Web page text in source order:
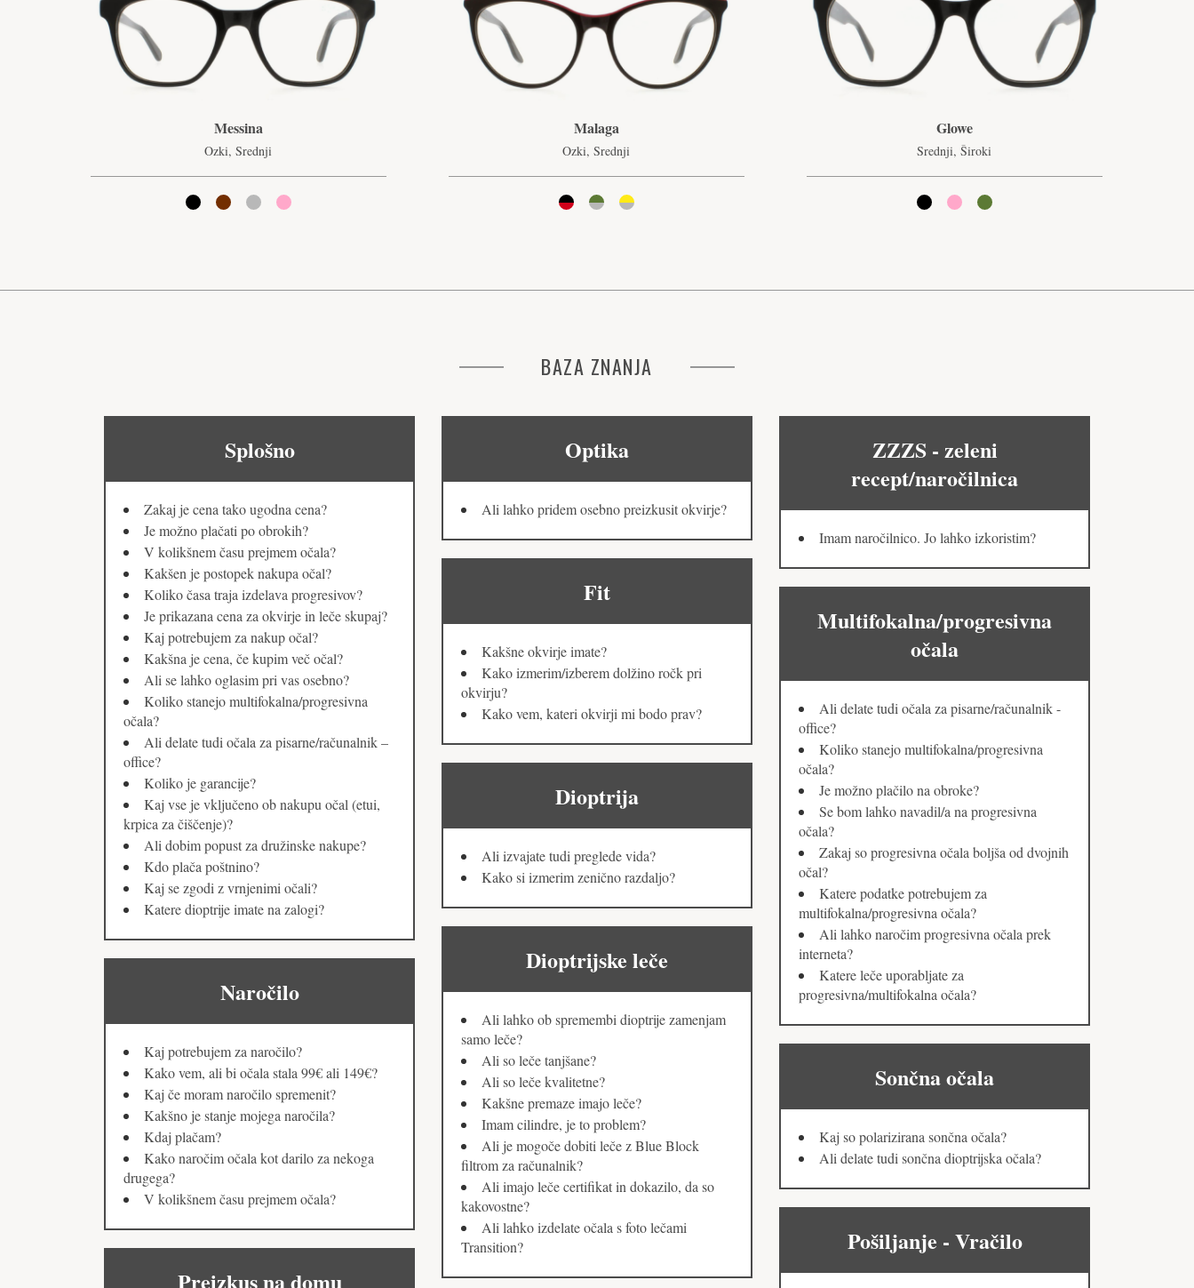
Messina
Ozki, Srednji
Malaga
Ozki, Srednji
Glowe
Srednji, Široki
BAZA ZNANJA
Splošno
Zakaj je cena tako ugodna cena?
Je možno plačati po obrokih?
V kolikšnem času prejmem očala?
Kakšen je postopek nakupa očal?
Koliko časa traja izdelava progresivov?
Je prikazana cena za okvirje in leče skupaj?
Kaj potrebujem za nakup očal?
Kakšna je cena, če kupim več očal?
Ali se lahko oglasim pri vas osebno?
Koliko stanejo multifokalna/progresivna
očala?
Ali delate tudi očala za pisarne/računalnik –
office?
Koliko je garancije?
Kaj vse je vključeno ob nakupu očal (etui,
krpica za čiščenje)?
Ali dobim popust za družinske nakupe?
Kdo plača poštnino?
Kaj se zgodi z vrnjenimi očali?
Katere dioptrije imate na zalogi?
Naročilo
Kaj potrebujem za naročilo?
Kako vem, ali bi očala stala 99€ ali 149€?
Kaj če moram naročilo spremenit?
Kakšno je stanje mojega naročila?
Kdaj plačam?
Kako naročim očala kot darilo za nekoga
drugega?
V kolikšnem času prejmem očala?
Preizkus na domu
Optika
Ali lahko pridem osebno preizkusit okvirje?
Fit
Kakšne okvirje imate?
Kako izmerim/izberem dolžino ročk pri
okvirju?
Kako vem, kateri okvirji mi bodo prav?
Dioptrija
Ali izvajate tudi preglede vida?
Kako si izmerim zenično razdaljo?
Dioptrijske leče
Ali lahko ob spremembi dioptrije zamenjam
samo leče?
Ali so leče tanjšane?
Ali so leče kvalitetne?
Kakšne premaze imajo leče?
Imam cilindre, je to problem?
Ali je mogoče dobiti leče z Blue Block
filtrom za računalnik?
Ali imajo leče certifikat in dokazilo, da so
kakovostne?
Ali lahko izdelate očala s foto lečami
Transition?
ZZZS - zeleni
recept/naročilnica
Imam naročilnico. Jo lahko izkoristim?
Multifokalna/progresivna
očala
Ali delate tudi očala za pisarne/računalnik -
office?
Koliko stanejo multifokalna/progresivna
očala?
Je možno plačilo na obroke?
Se bom lahko navadil/a na progresivna
očala?
Zakaj so progresivna očala boljša od dvojnih
očal?
Katere podatke potrebujem za
multifokalna/progresivna očala?
Ali lahko naročim progresivna očala prek
interneta?
Katere leče uporabljate za
progresivna/multifokalna očala?
Sončna očala
Kaj so polarizirana sončna očala?
Ali delate tudi sončna dioptrijska očala?
Pošiljanje - Vračilo